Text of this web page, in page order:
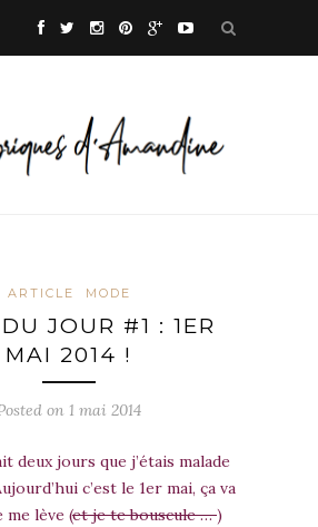
ARTICLE MODE
JOUR #1 : 1ER
MAI 2014 !
on 1 mai 2014
deux jours que j’étais malade
c’est le 1er mai, ça va
me lève (et je te bouscule …)